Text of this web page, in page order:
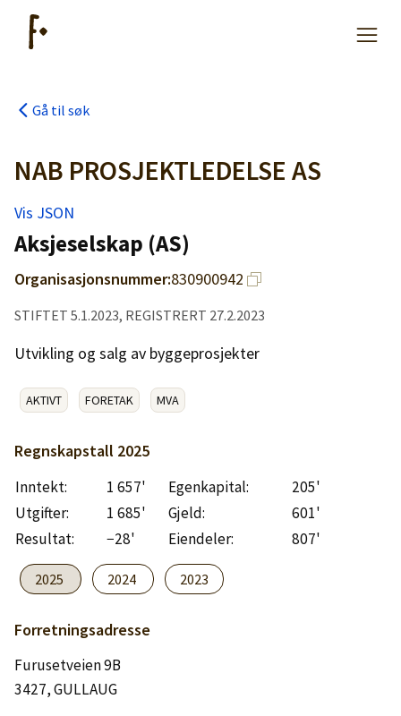
Kjøpe lister
Priser
Logg inn
Lag konto
Gå til søk
NAB PROSJEKTLEDELSE AS
Vis JSON
Aksjeselskap (AS)
Organisasjonsnummer:830900942
STIFTET 5.1.2023, REGISTRERT 27.2.2023
Utvikling og salg av byggeprosjekter
AKTIVT FORETAK MVA
Regnskapstall 2025
Inntekt: 1 657' Egenkapital:
205'
Utgifter:
1 685' Gjeld:
601'
Resultat:
−28' Eiendeler: 807'
2025 2024 2023
Forretningsadresse
Furusetveien 9B
3427, GULLAUG